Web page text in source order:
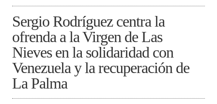
Sergio Rodríguez centra la
ofrenda a la Virgen de Las
Nieves en la solidaridad con
Venezuela y la recuperación de
La Palma